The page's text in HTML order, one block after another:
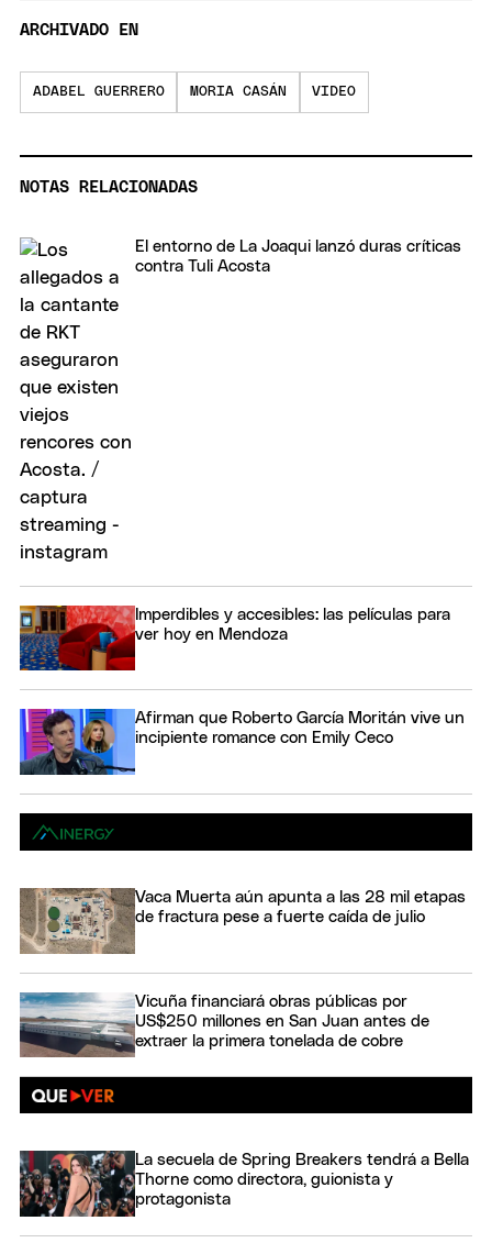
ARCHIVADO EN
ADABEL GUERRERO MORIA CASÁN VIDEO
NOTAS RELACIONADAS
El entorno de La Joaqui lanzó duras críticas
contra Tuli Acosta
Imperdibles y accesibles: las películas para
ver hoy en Mendoza
Afirman que Roberto García Moritán vive un
incipiente romance con Emily Ceco
Vaca Muerta aún apunta a las 28 mil etapas
de fractura pese a fuerte caída de julio
Vicuña financiará obras públicas por
US$250 millones en San Juan antes de
extraer la primera tonelada de cobre
La secuela de Spring Breakers tendrá a Bella
Thorne como directora, guionista y
protagonista